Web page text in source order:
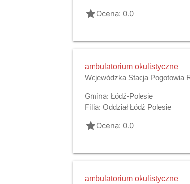
gradeOcena: 0.0
ambulatorium okulistyczne
Wojewódzka Stacja Pogotowia
Gmina: Łódź-Polesie
Filia: Oddział Łódź Polesie
gradeOcena: 0.0
ambulatorium okulistyczne